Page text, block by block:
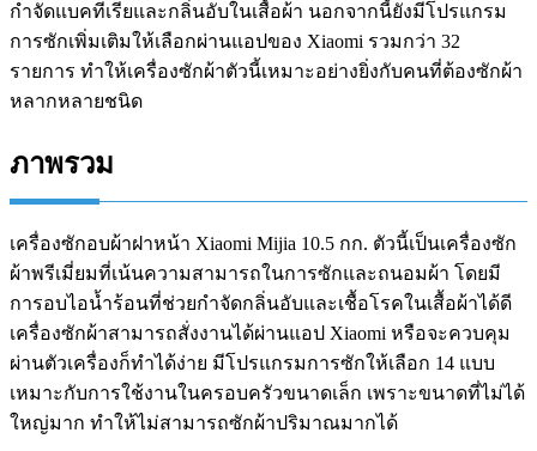
กำจัดแบคทีเรียและกลิ่นอับในเสื้อผ้า นอกจากนี้ยังมีโปรแกรม
การซักเพิ่มเติมให้เลือกผ่านแอปของ Xiaomi รวมกว่า 32
รายการ ทำให้เครื่องซักผ้าตัวนี้เหมาะอย่างยิ่งกับคนที่ต้องซักผ้า
หลากหลายชนิด
ภาพรวม
เครื่องซักอบผ้าฝาหน้า Xiaomi Mijia 10.5 กก. ตัวนี้เป็นเครื่องซัก
ผ้าพรีเมี่ยมที่เน้นความสามารถในการซักและถนอมผ้า โดยมี
การอบไอน้ำร้อนที่ช่วยกำจัดกลิ่นอับและเชื้อโรคในเสื้อผ้าได้ดี
เครื่องซักผ้าสามารถสั่งงานได้ผ่านแอป Xiaomi หรือจะควบคุม
ผ่านตัวเครื่องก็ทำได้ง่าย มีโปรแกรมการซักให้เลือก 14 แบบ
เหมาะกับการใช้งานในครอบครัวขนาดเล็ก เพราะขนาดที่ไม่ได้
ใหญ่มาก ทำให้ไม่สามารถซักผ้าปริมาณมากได้